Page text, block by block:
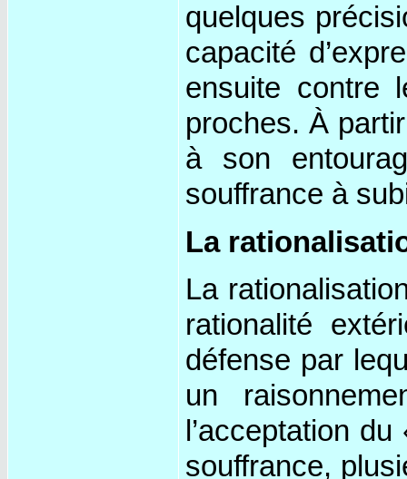
quelques
capacité
ensuite contre
proches. À
à son
souffrance à
La
La
rationalité
défense par
un
l’acceptation
souffrance,